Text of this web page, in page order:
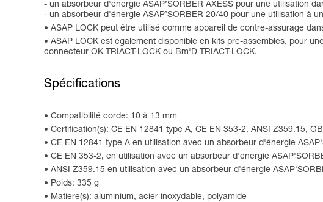
- un absorbeur d'énergie ASAP’SORBER AXESS pour une utilisation
- un absorbeur d'énergie ASAP’SORBER 20/40 pour une utilisation à
ASAP LOCK peut être utilisé comme appareil de contre-assurage
ASAP LOCK est également disponible en kits pré-assemblés, pour
connecteur OK TRIACT-LOCK ou Bm'D TRIACT-LOCK.
Spécifications
Compatibilité corde: 10 à 13 mm
Certification(s): CE EN 12841 type A, CE EN 353-2, ANSI Z359.15,
CE EN 12841 type A en utilisation avec un absorbeur d'énergie
CE EN 353-2, en utilisation avec un absorbeur d'énergie
ANSI Z359.15 en utilisation avec un absorbeur d'énergie
Poids: 335 g
Matière(s): aluminium, acier inoxydable, polyamide